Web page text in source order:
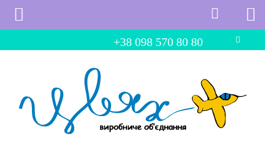
+38 098 570 80 80